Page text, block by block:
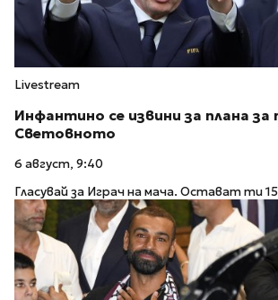
Livestream
Инфантино се извини за плана за
Световното
6 август, 9:40
Гласувай за Играч на мача. Остават ти